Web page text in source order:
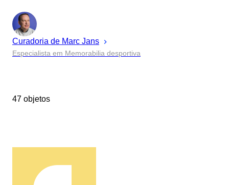
Curadoria de Marc Jans
Especialista em Memorabilia desportiva
47 objetos